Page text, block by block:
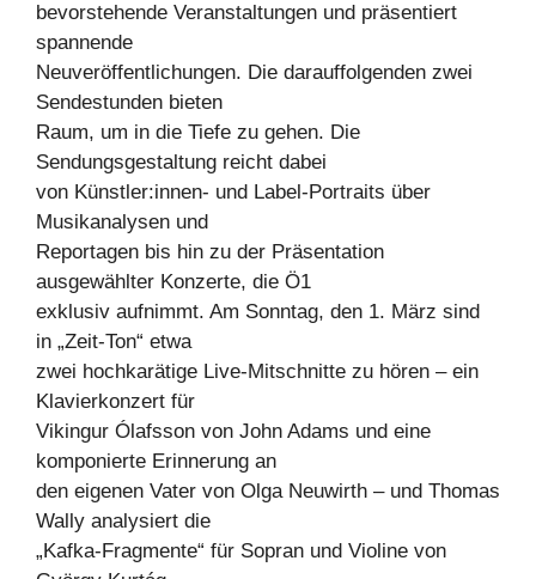
bevorstehende Veranstaltungen und präsentiert
spannende
Neuveröffentlichungen. Die darauffolgenden zwei
Sendestunden bieten
Raum, um in die Tiefe zu gehen. Die
Sendungsgestaltung reicht dabei
von Künstler:innen- und Label-Portraits über
Musikanalysen und
Reportagen bis hin zu der Präsentation
ausgewählter Konzerte, die Ö1
exklusiv aufnimmt. Am Sonntag, den 1. März sind
in „Zeit-Ton“ etwa
zwei hochkarätige Live-Mitschnitte zu hören – ein
Klavierkonzert für
Vikingur Ólafsson von John Adams und eine
komponierte Erinnerung an
den eigenen Vater von Olga Neuwirth – und Thomas
Wally analysiert die
„Kafka-Fragmente“ für Sopran und Violine von